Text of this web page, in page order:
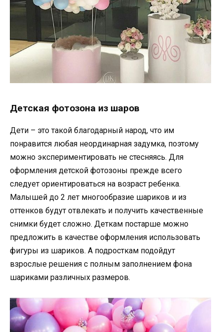
Детская фотозона из шаров
Дети – это такой благодарный народ, что им
понравится любая неординарная задумка, поэтому
можно экспериментировать не стесняясь. Для
оформления детской фотозоны прежде всего
следует ориентироваться на возраст ребенка.
Малышей до 2 лет многообразие шариков и из
оттенков будут отвлекать и получить качественные
снимки будет сложно. Деткам постарше можно
предложить в качестве оформления использовать
фигуры из шариков. А подросткам подойдут
взрослые решения с полным заполнением фона
шариками различных размеров.